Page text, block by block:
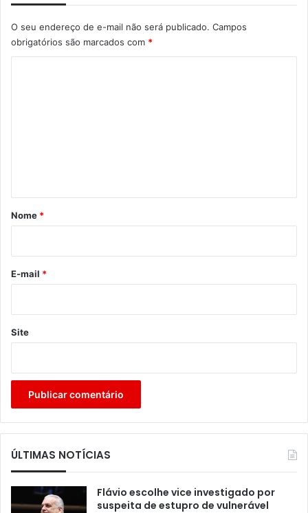
O seu endereço de e-mail não será publicado. Campos
obrigatórios são marcados com *
r
*
Nome *
E-mail *
Site
ÚLTIMAS NOTÍCIAS
Flávio escolhe vice investigado por
suspeita de estupro de vulnerável